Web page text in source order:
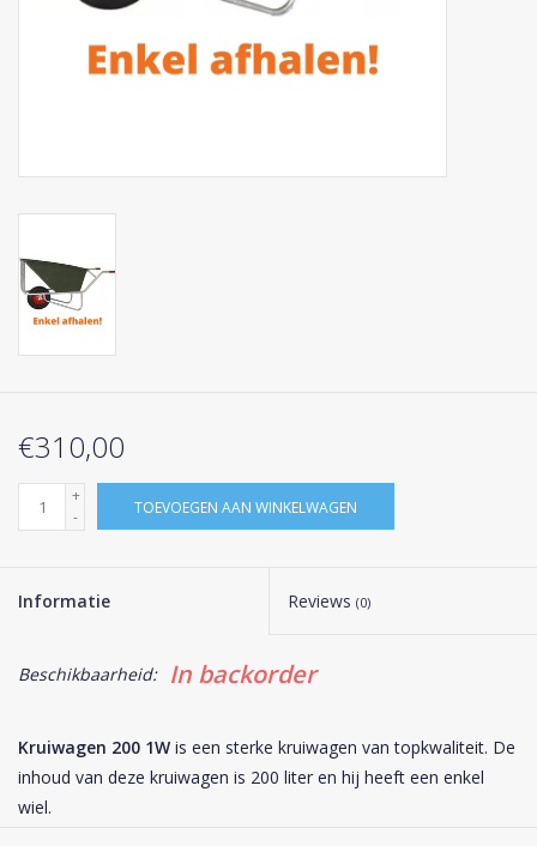
Kenniscentrum
€310,00
+
-
TOEVOEGEN AAN WINKELWAGEN
Informatie Reviews (0)
Beschikbaarheid: In backorder
Kruiwagen 200 1W is een sterke kruiwagen van topkwaliteit. De
inhoud van deze kruiwagen is 200 liter en hij heeft een enkel
wiel.